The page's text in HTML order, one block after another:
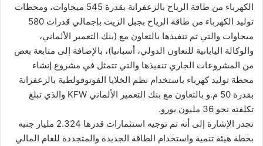
الكهرباء من طاقة الرياح بالزعفرانة بقدرة 545 ميجاوات، ومحطات
توليد الكهرباء من طاقة الرياح بجبل الزيت بإجمالي قدرات 580
ميجاوات والتي تم تنفيذها بالتعاون مع (بنك التعمير الألماني،
والوكالة اليابانية للتعاون الدولي، أسبانيا)، بالإضافة إلى متابعة بعض
من المشروعات الجاري تنفيذها والتي تتمثل في مشروع إنشاء
محطة توليد كهرباء باستخدام نظم الخلايا الفوتوفولطية بالزعفرانة
بقدرة 50 م.و بالتعاون مع بنك التعمير الألماني KFW والذي تبلغ
تكلفته نحو 36 مليون يورو.
تجدر الإشارة إلى أنه تم توجيه استثمارات قدرها 2.324 مليار جنيه
بخطة هيئة تنمية واستخدام الطاقة الجديدة والمتجددة للعام المالي